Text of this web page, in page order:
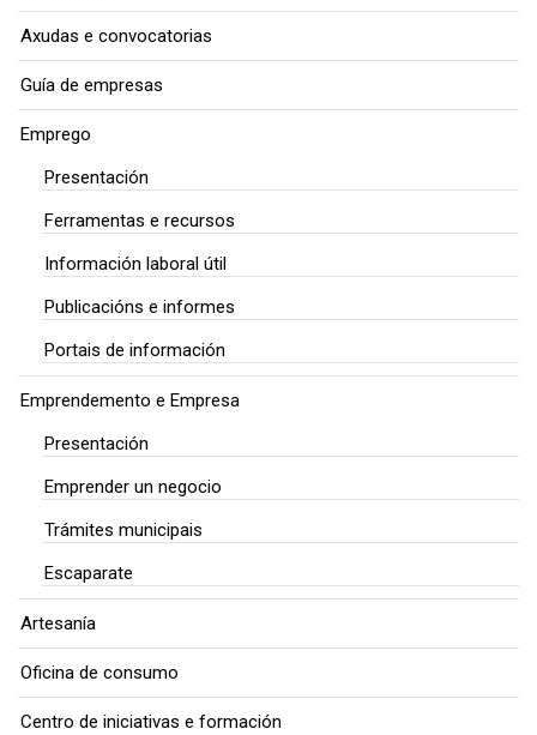
Axudas e convocatorias
Guía de empresas
Emprego
Presentación
Ferramentas e recursos
Información laboral útil
Publicacións e informes
Portais de información
Emprendemento e Empresa
Presentación
Emprender un negocio
Trámites municipais
Escaparate
Artesanía
Oficina de consumo
Centro de iniciativas e formación